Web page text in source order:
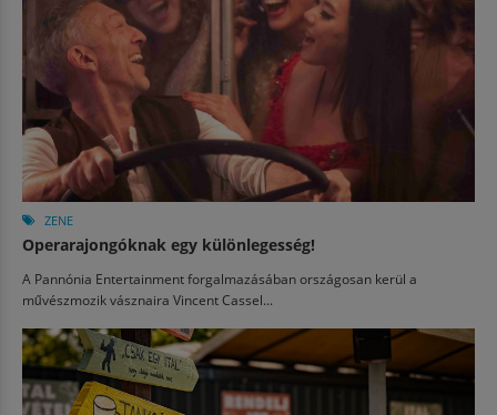
ZENE
Operarajongóknak egy különlegesség!
A Pannónia Entertainment forgalmazásában országosan kerül a
művészmozik vásznaira Vincent Cassel...